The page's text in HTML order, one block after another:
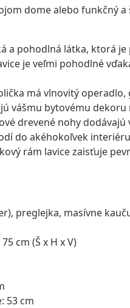
dome alebo funkčný
a pohodlná látka, ktorá
je veľmi pohodlné
má vlnovitý
vášmu bytovému dekoru
drevené nohy
do akéhokoľvek
rám lavice zaisťuje
preglejka, masívne
cm (Š x H x V)
53 cm